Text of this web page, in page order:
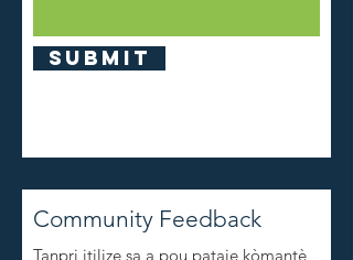
Submit
Community Feedback
Tanpri itilize sa a pou pataje kòmantè